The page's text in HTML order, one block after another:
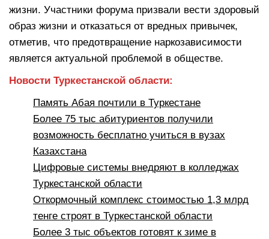
жизни. Участники форума призвали вести здоровый
образ жизни и отказаться от вредных привычек,
отметив, что предотвращение наркозависимости
является актуальной проблемой в обществе.
Новости Туркестанской области:
Память Абая почтили в Туркестане
Более 75 тыс абитуриентов получили
возможность бесплатно учиться в вузах
Казахстана
Цифровые системы внедряют в колледжах
Туркестанской области
Откормочный комплекс стоимостью 1,3 млрд
тенге строят в Туркестанской области
Более 3 тыс объектов готовят к зиме в